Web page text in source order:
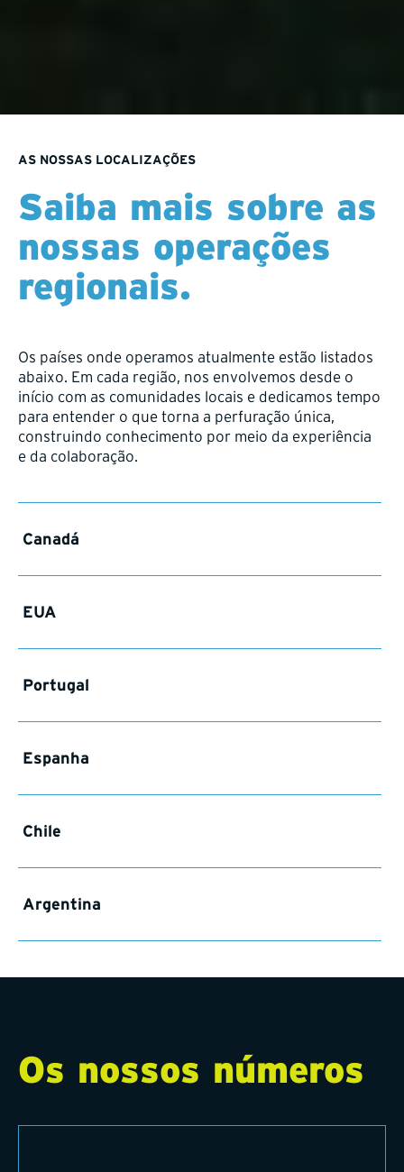
AS NOSSAS LOCALIZAÇÕES
Saiba mais sobre as
nossas operações
regionais.
Os países onde operamos atualmente estão listados
abaixo. Em cada região, nos envolvemos desde o
início com as comunidades locais e dedicamos tempo
para entender o que torna a perfuração única,
construindo conhecimento por meio da experiência
e da colaboração.
Canadá
EUA
Portugal
Espanha
Chile
Argentina
Os nossos números